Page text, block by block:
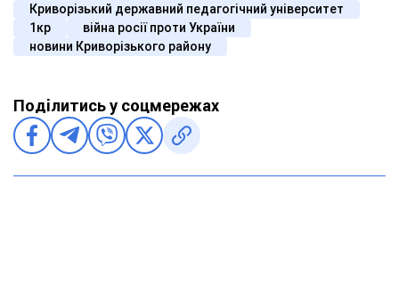
Криворізький державний педагогічний університет
1кр
війна росії проти України
новини Криворізького району
Поділитись у соцмережах